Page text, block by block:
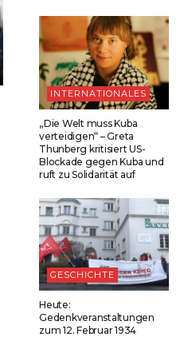
INTERNATIONALES
„Die Welt muss Kuba
verteidigen“ – Greta
Thunberg kritisiert US-
Blockade gegen Kuba und
ruft zu Solidarität auf
GESCHICHTE
Heute:
Gedenkveranstaltungen
zum 12. Februar 1934